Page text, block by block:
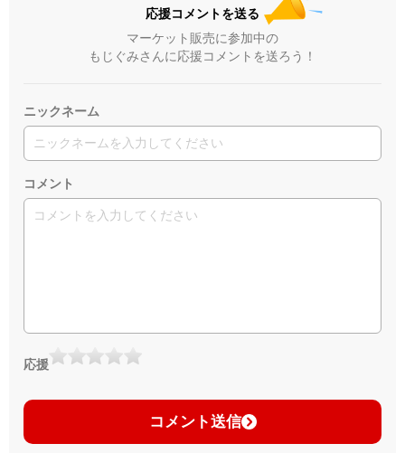
応援コメントを送る
マーケット販売に参加中の
もじぐみさんに応援コメントを送ろう！
ニックネーム
コメント
応援
コメント送信